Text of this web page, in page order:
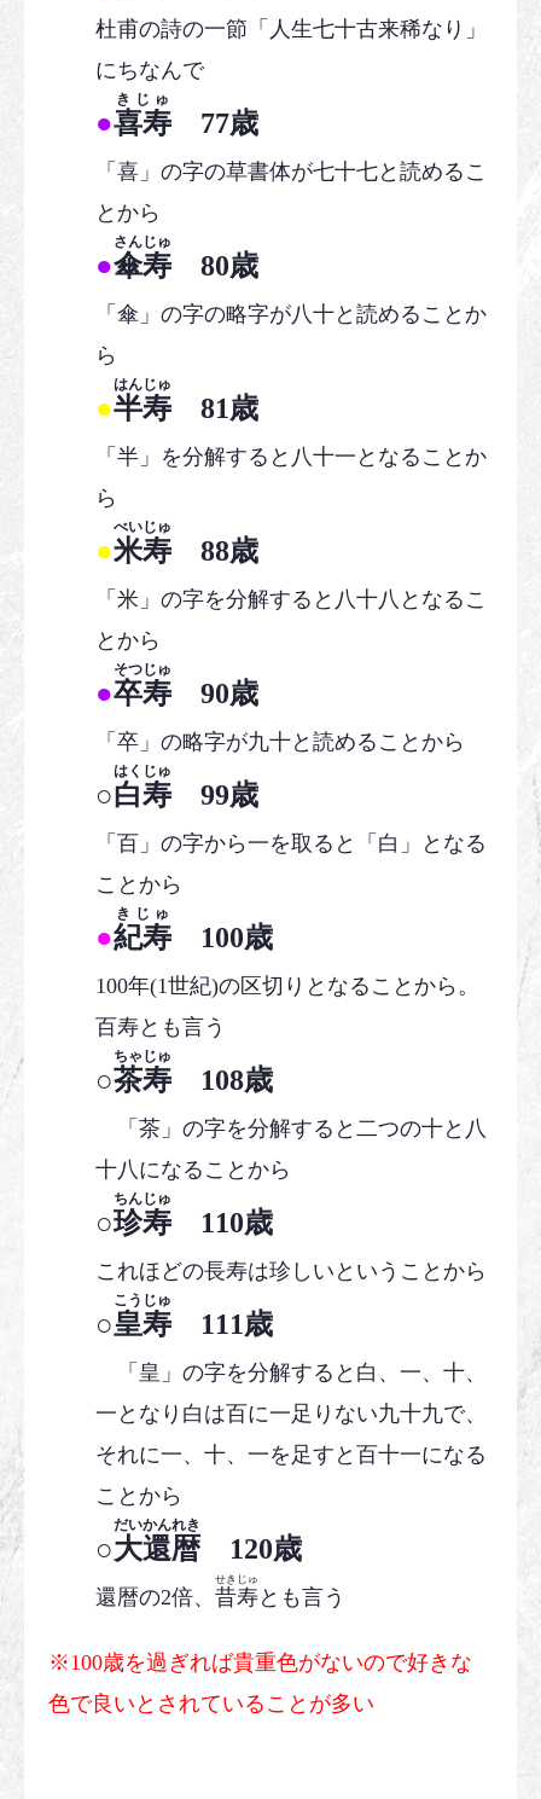
杜甫の詩の一節「人生七十古来稀なり」
にちなんで
●喜寿
きじゅ
77歳
「喜」の字の草書体が七十七と読めるこ
とから
●傘寿
さんじゅ
80歳
「傘」の字の略字が八十と読めることか
ら
●半寿
はんじゅ
81歳
「半」を分解すると八十一となることか
ら
●米寿
べいじゅ
88歳
「米」の字を分解すると八十八となるこ
とから
●卒寿
そつじゅ
90歳
「卒」の略字が九十と読めることから
○白寿
はくじゅ
99歳
「百」の字から一を取ると「白」となる
ことから
●紀寿
きじゅ
100歳
100年(1世紀)の区切りとなることから。
百寿とも言う
○茶寿
ちゃじゅ
108歳
「茶」の字を分解すると二つの十と八
十八になることから
○珍寿
ちんじゅ
110歳
これほどの長寿は珍しいということから
○皇寿
こうじゅ
111歳
「皇」の字を分解すると白、一、十、
一となり白は百に一足りない九十九で、
それに一、十、一を足すと百十一になる
ことから
○大還暦
だいかんれき
120歳
還暦の2倍、 昔寿
せきじゅ
とも言う
※100歳を過ぎれば貴重色がないので好きな
色で良いとされていることが多い